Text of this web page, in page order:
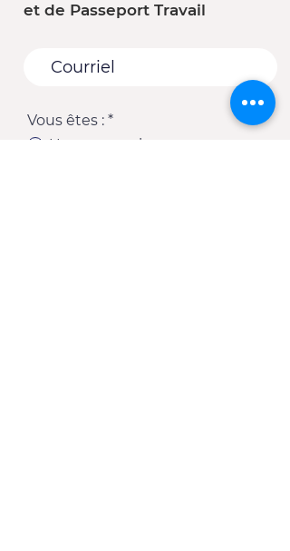
et de Passeport Travail
Vous êtes : *
Une entreprise